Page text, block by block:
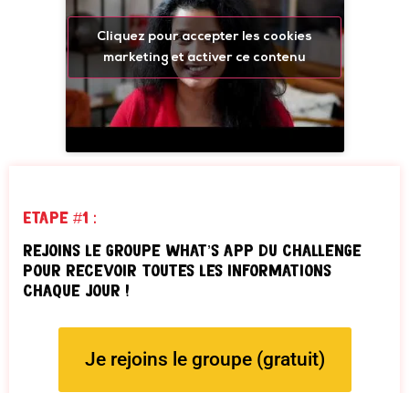
Cliquez pour accepter les cookies
marketing et activer ce contenu
Etape #1 :
rejoins le groupe What’s app du challenge
pour recevoir toutes les informations
chaque jour !
Je rejoins le groupe (gratuit)